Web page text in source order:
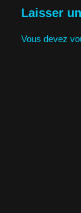
Laisser
Vous devez